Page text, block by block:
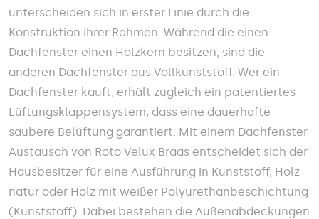
unterscheiden sich in erster Linie durch die
Konstruktion ihrer Rahmen. Während die einen
Dachfenster einen Holzkern besitzen, sind die
anderen Dachfenster aus Vollkunststoff. Wer ein
Dachfenster kauft, erhält zugleich ein patentiertes
Lüftungsklappensystem, dass eine dauerhafte
saubere Belüftung garantiert. Mit einem Dachfenster
Austausch von Roto Velux Braas entscheidet sich der
Hausbesitzer für eine Ausführung in Kunststoff, Holz
natur oder Holz mit weißer Polyurethanbeschichtung
(Kunststoff). Dabei bestehen die Außenabdeckungen